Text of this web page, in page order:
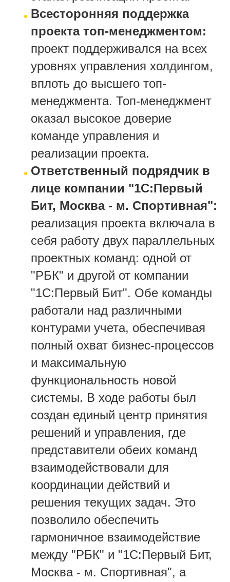
Всесторонняя поддержка
проекта топ-менеджментом:
проект поддерживался на всех
уровнях управления холдингом,
вплоть до высшего топ-
менеджмента. Топ-менеджмент
оказал высокое доверие
команде управления и
реализации проекта.
Ответственный подрядчик в
лице компании "1С:Первый
Бит, Москва - м. Спортивная":
реализация проекта включала в
себя работу двух параллельных
проектных команд: одной от
"РБК" и другой от компании
"1С:Первый Бит". Обе команды
работали над различными
контурами учета, обеспечивая
полный охват бизнес-процессов
и максимальную
функциональность новой
системы. В ходе работы был
создан единый центр принятия
решений и управления, где
представители обеих команд
взаимодействовали для
координации действий и
решения текущих задач. Это
позволило обеспечить
гармоничное взаимодействие
между "РБК" и "1С:Первый Бит,
Москва - м. Спортивная", а